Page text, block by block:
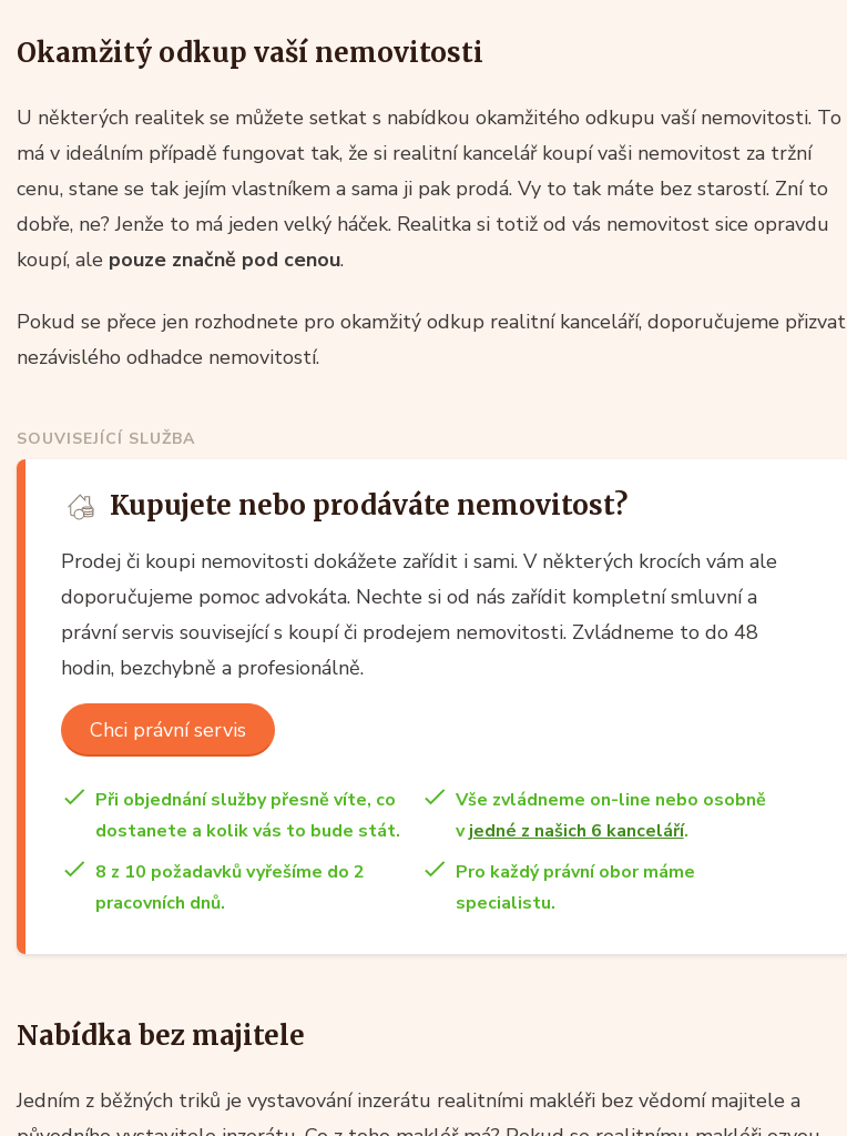
Okamžitý odkup vaší nemovitosti
U některých realitek se můžete setkat s nabídkou okamžitého odkupu vaší nemovitosti. To
má v ideálním případě fungovat tak, že si realitní kancelář koupí vaši nemovitost za tržní
cenu, stane se tak jejím vlastníkem a sama ji pak prodá. Vy to tak máte bez starostí. Zní to
dobře, ne? Jenže to má jeden velký háček. Realitka si totiž od vás nemovitost sice opravdu
koupí, ale pouze značně pod cenou.
Pokud se přece jen rozhodnete pro okamžitý odkup realitní kanceláří, doporučujeme přizvat
nezávislého odhadce nemovitostí.
SOUVISEJÍCÍ SLUŽBA
Kupujete nebo prodáváte nemovitost?
Prodej či koupi nemovitosti dokážete zařídit i sami. V některých krocích vám ale
doporučujeme pomoc advokáta. Nechte si od nás zařídit kompletní smluvní a
právní servis související s koupí či prodejem nemovitosti. Zvládneme to do 48
hodin, bezchybně a profesionálně.
Chci právní servis
Při objednání služby přesně víte, co
dostanete a kolik vás to bude stát.
Vše zvládneme on-line nebo osobně
vjedné z našich 6 kanceláří.
8 z 10 požadavků vyřešíme do 2
pracovních dnů.
Pro každý právní obor máme
specialistu.
Nabídka bez majitele
Jedním z běžných triků je vystavování inzerátu realitními makléři bez vědomí majitele a